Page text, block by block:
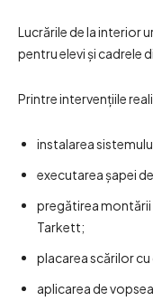
Lucrările de la interior
pentru elevi și cadrele
Printre intervențiile
instalarea
executarea șapei
pregătirea montării
Tarkett;
placarea scărilor
aplicarea de